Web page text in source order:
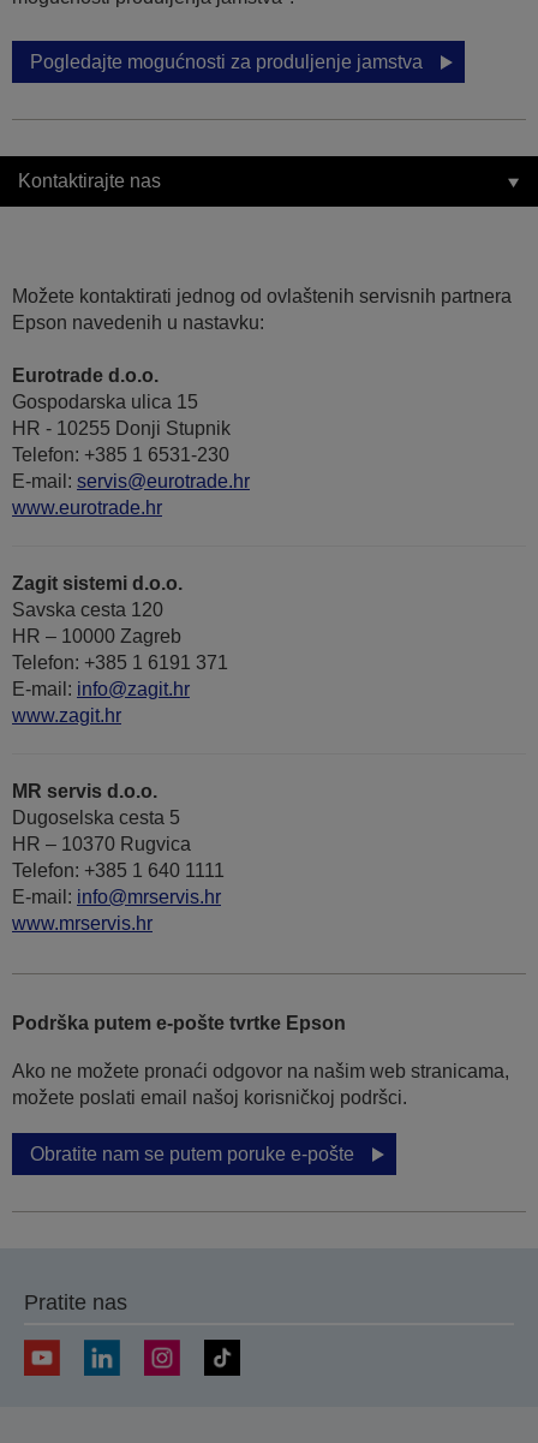
Pogledajte mogućnosti za produljenje jamstva
Kontaktirajte nas
Možete kontaktirati jednog od ovlaštenih servisnih partnera
Epson navedenih u nastavku:
Eurotrade d.o.o.
Gospodarska ulica 15
HR - 10255 Donji Stupnik
Telefon: +385 1 6531-230
E-mail: servis@eurotrade.hr
www.eurotrade.hr
Zagit sistemi d.o.o.
Savska cesta 120
HR – 10000 Zagreb
Telefon: +385 1 6191 371
E-mail: info@zagit.hr
www.zagit.hr
MR servis d.o.o.
Dugoselska cesta 5
HR – 10370 Rugvica
Telefon: +385 1 640 1111
Е-mail: info@mrservis.hr
www.mrservis.hr
Podrška putem e-pošte tvrtke Epson
Ako ne možete pronaći odgovor na našim web stranicama,
možete poslati email našoj korisničkoj podršci.
Obratite nam se putem poruke e-pošte
Pratite nas